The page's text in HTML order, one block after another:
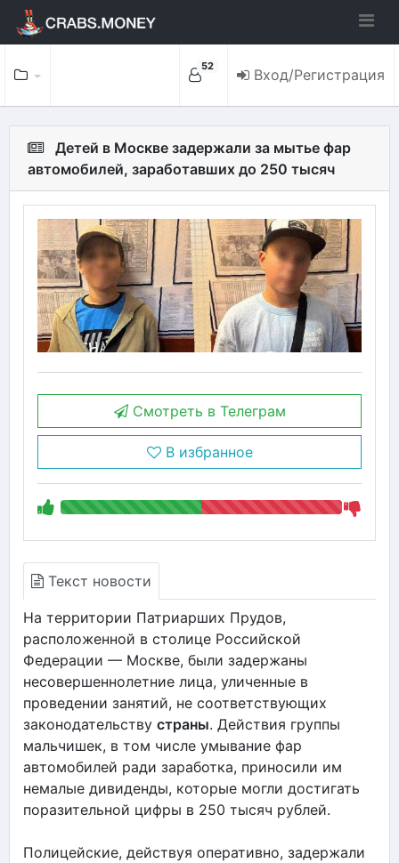
52 Вход/Регистрация
Детей в Москве задержали за мытье фар
автомобилей, заработавших до 250 тысяч
Смотреть в Телеграм
В избранное
Текст новости
На территории Патриарших Прудов,
расположенной в столице Российской
Федерации — Москве, были задержаны
несовершеннолетние лица, уличенные в
проведении занятий, не соответствующих
законодательству страны. Действия группы
мальчишек, в том числе умывание фар
автомобилей ради заработка, приносили им
немалые дивиденды, которые могли достигать
поразительной цифры в 250 тысяч рублей.
Полицейские, действуя оперативно, задержали